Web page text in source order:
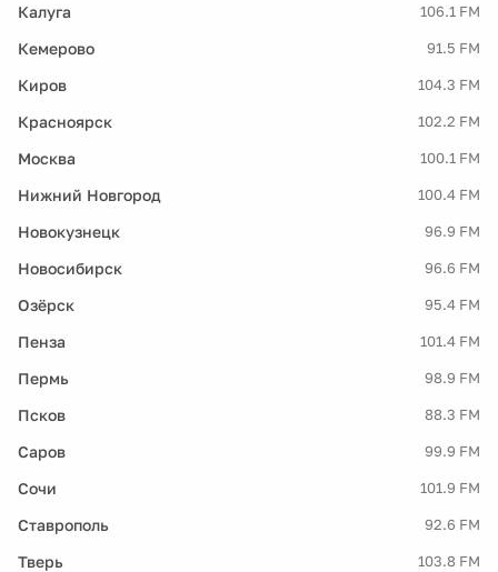
Калуга 106.1 FM
Кемерово 91.5 FM
Киров 104.3 FM
Красноярск 102.2 FM
Москва 100.1 FM
Нижний Новгород 100.4 FM
Новокузнецк 96.9 FM
Новосибирск 96.6 FM
Озёрск 95.4 FM
Пенза 101.4 FM
Пермь 98.9 FM
Псков 88.3 FM
Саров 99.9 FM
Сочи 101.9 FM
Ставрополь 92.6 FM
Тверь 103.8 FM